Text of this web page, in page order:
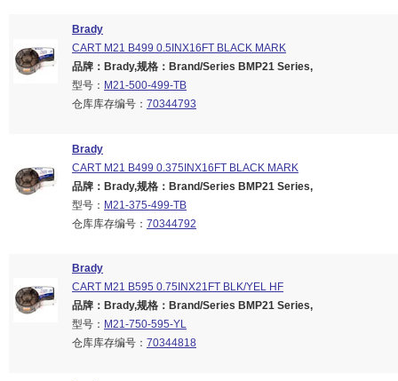
Brady
CART M21 B499 0.5INX16FT BLACK MARK
品牌：Brady,规格：Brand/Series BMP21 Series,
型号： M21-500-499-TB
仓库库存编号： 70344793
Brady
CART M21 B499 0.375INX16FT BLACK MARK
品牌：Brady,规格：Brand/Series BMP21 Series,
型号： M21-375-499-TB
仓库库存编号： 70344792
Brady
CART M21 B595 0.75INX21FT BLK/YEL HF
品牌：Brady,规格：Brand/Series BMP21 Series,
型号： M21-750-595-YL
仓库库存编号： 70344818